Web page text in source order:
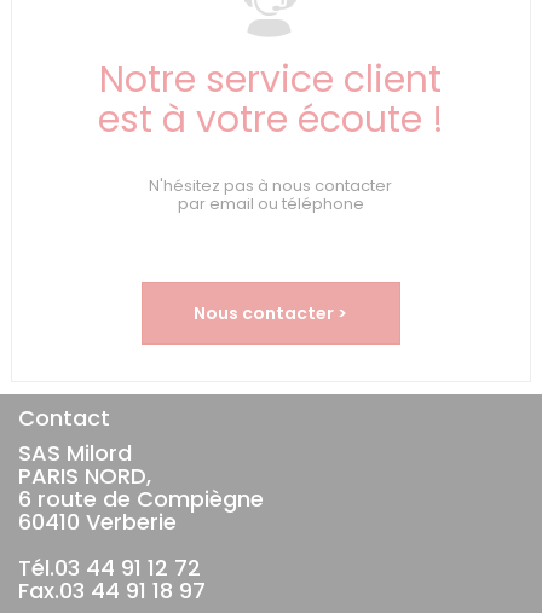
Notre service client
est à votre écoute !
N'hésitez pas à nous contacter
par email ou téléphone
Nous contacter >
Contact
SAS Milord
PARIS NORD,
6 route de Compiègne
60410 Verberie
Tél.03 44 91 12 72
Fax.03 44 91 18 97